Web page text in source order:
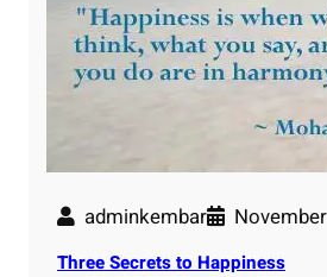
adminkembar
Three Secrets to Happiness